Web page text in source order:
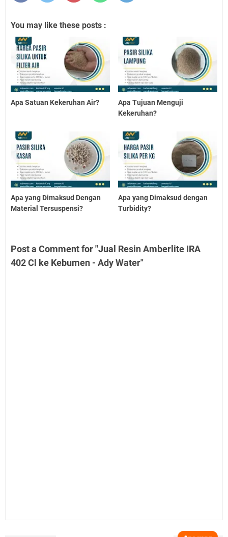
You may like these posts :
Apa Satuan Kekeruhan Air?
Apa Tujuan Menguji
Kekeruhan?
Apa yang Dimaksud Dengan
Material Tersuspensi?
Apa yang Dimaksud dengan
Turbidity?
Post a Comment for "Jual Resin Amberlite IRA
402 Cl ke Kebumen - Ady Water"